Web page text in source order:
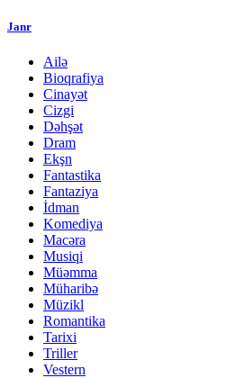
Janr
Ailə
Bioqrafiya
Cinayət
Cizgi
Dəhşət
Dram
Ekşn
Fantastika
Fantaziya
İdman
Komediya
Macəra
Musiqi
Müəmma
Müharibə
Müzikl
Romantika
Tarixi
Triller
Vestern